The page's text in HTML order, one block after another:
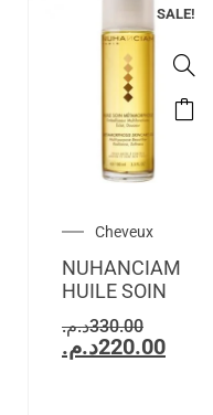
SALE!
Cheveux
NUHANCIAM
HUILE SOIN
330.00د.م.
220.00د.م.